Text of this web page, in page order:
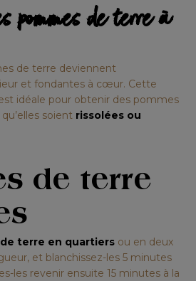
pommes de terre à
de terre deviennent
et fondantes à cœur. Cette
idéale pour obtenir des pommes
soient rissolées ou
de terre
terre en quartiers ou en deux
et blanchissez-les 5 minutes
les revenir ensuite 15 minutes à la